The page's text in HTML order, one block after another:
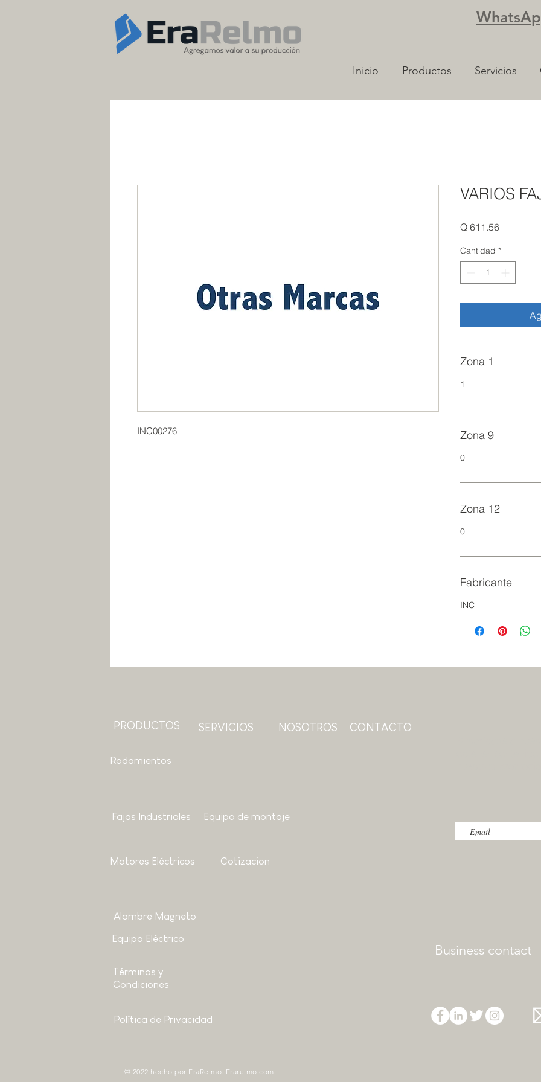
Inicio Productos Servicios
INC00276
VARIOS
Q 611.56Precio
Cantidad *
Zona 1
1
Zona 9
0
Zona 12
0
Fabricante
INC
OUTLET
PRODUCTOS SERVICIOS NOSOTROS CONTACTO
Rodamientos
Fajas Industriales Equipo de montaje
Motores Eléctricos Cotizacion
Alambre Magneto
Equipo Eléctrico
Business contact
Términos y
Condiciones
Política de Privacidad
© 2022 hecho por EraRelmo. Erarelmo.com